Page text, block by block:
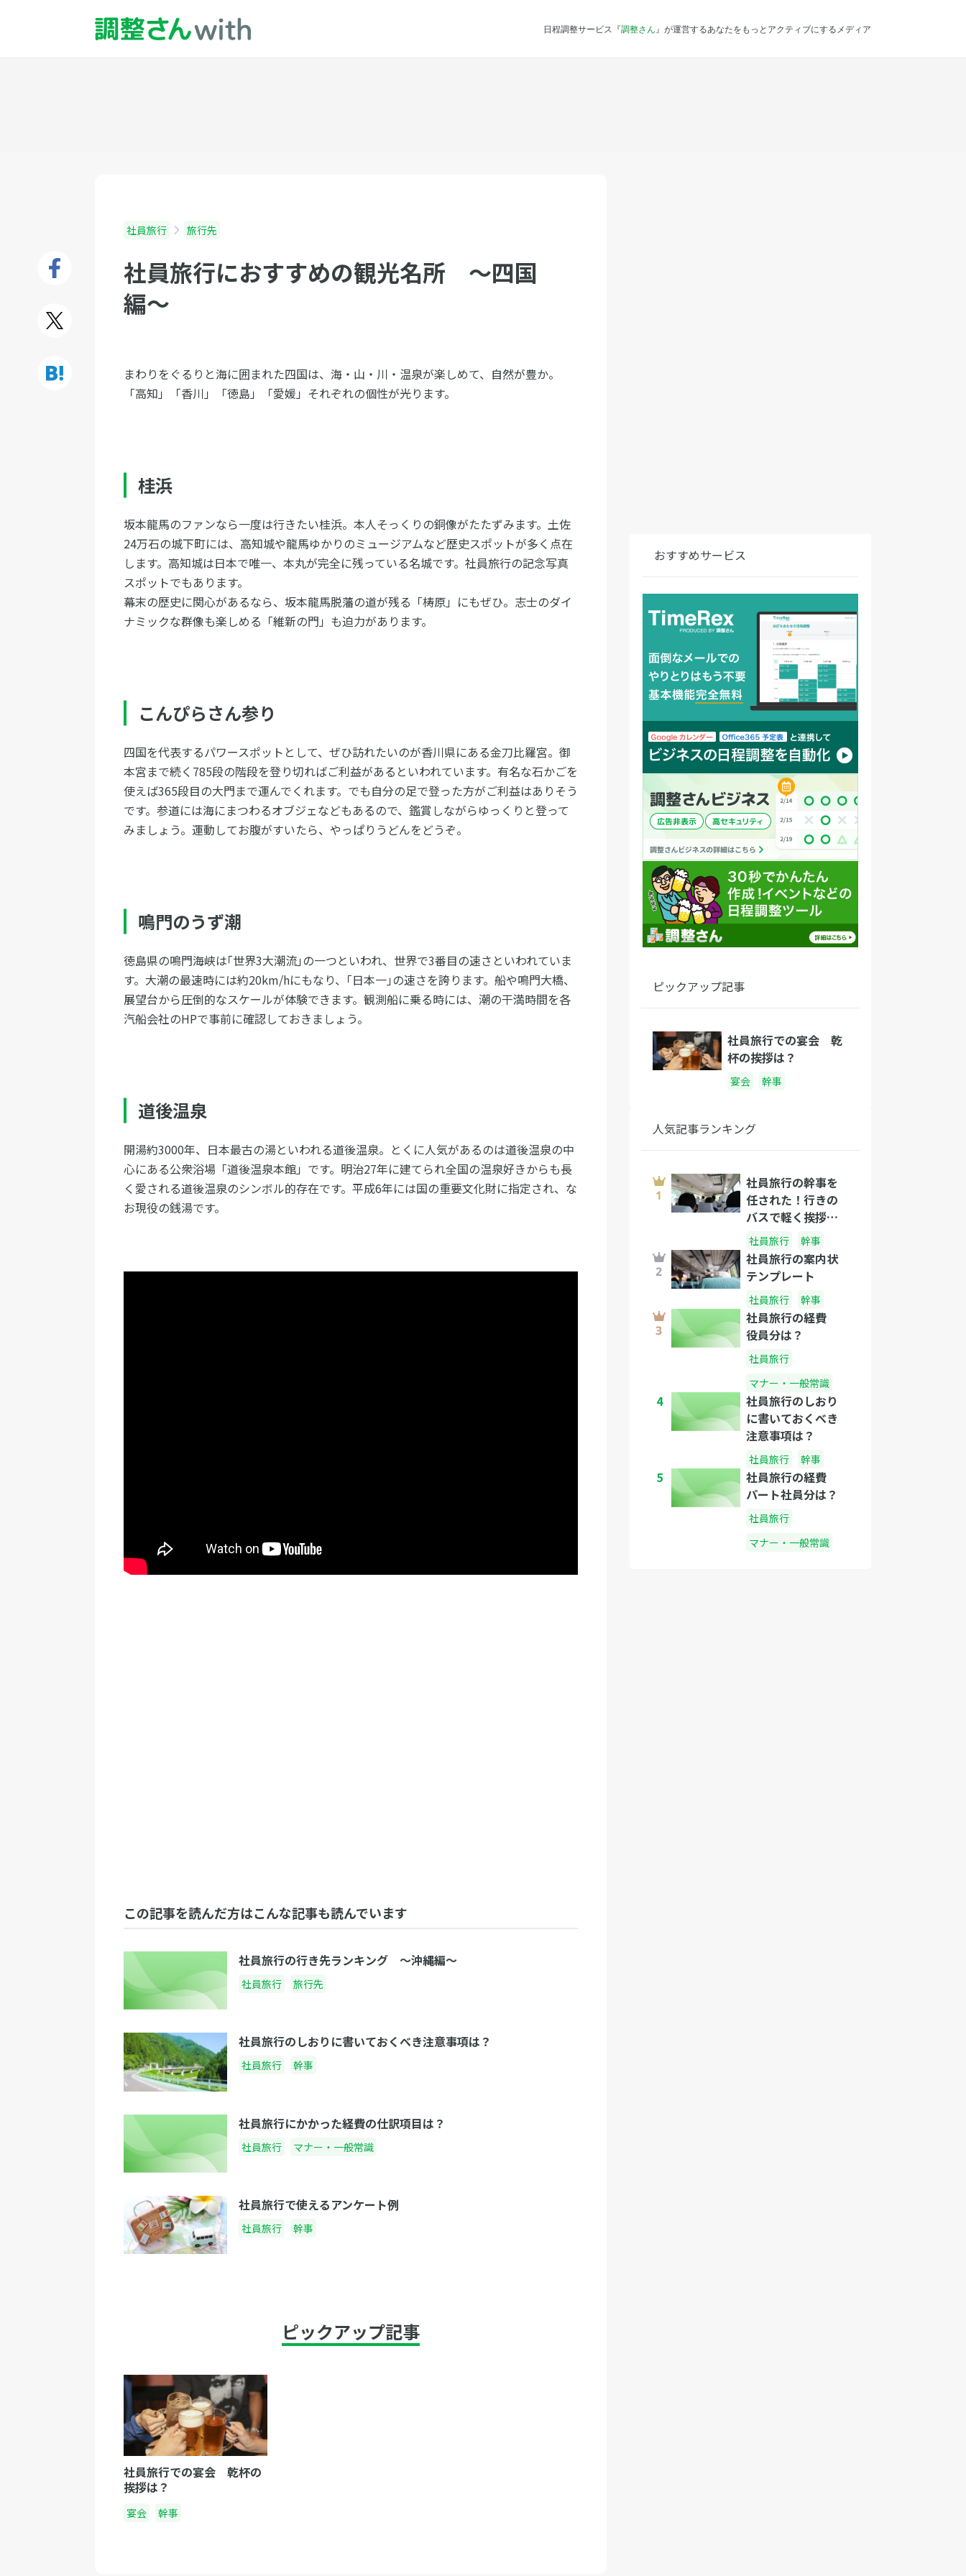
日程調整サービス『調整さん 』が運営するあなたをもっとアクティブにするメディア
社員旅行 旅行先
社員旅行におすすめの観光名所 〜四国
編〜
まわりをぐるりと海に囲まれた四国は、海・山・川・温泉が楽しめて、自然が豊か。
「高知」「香川」「徳島」「愛媛」それぞれの個性が光ります。
桂浜
坂本龍馬のファンなら一度は行きたい桂浜。本人そっくりの銅像がたたずみます。土佐
24万石の城下町には、高知城や龍馬ゆかりのミュージアムなど歴史スポットが多く点在
します。高知城は日本で唯一、本丸が完全に残っている名城です。社員旅行の記念写真
スポットでもあります。
幕末の歴史に関心があるなら、坂本龍馬脱藩の道が残る「梼原」にもぜひ。志士のダイ
ナミックな群像も楽しめる「維新の門」も迫力があります。
こんぴらさん参り
四国を代表するパワースポットとして、ぜひ訪れたいのが香川県にある金刀比羅宮。御
本宮まで続く785段の階段を登り切ればご利益があるといわれています。有名な石かごを
使えば365段目の大門まで運んでくれます。でも自分の足で登った方がご利益はありそう
です。参道には海にまつわるオブジェなどもあるので、鑑賞しながらゆっくりと登って
みましょう。運動してお腹がすいたら、やっぱりうどんをどうぞ。
鳴門のうず潮
徳島県の鳴門海峡は｢世界3大潮流｣の一つといわれ、世界で3番目の速さといわれていま
す。大潮の最速時には約20km/hにもなり、｢日本一｣の速さを誇ります。船や鳴門大橋、
展望台から圧倒的なスケールが体験できます。観測船に乗る時には、潮の干満時間を各
汽船会社のHPで事前に確認しておきましょう。
道後温泉
開湯約3000年、日本最古の湯といわれる道後温泉。とくに人気があるのは道後温泉の中
心にある公衆浴場「道後温泉本館」です。明治27年に建てられ全国の温泉好きからも長
く愛される道後温泉のシンボル的存在です。平成6年には国の重要文化財に指定され、な
お現役の銭湯です。
この記事を読んだ方はこんな記事も読んでいます
社員旅行の行き先ランキング 〜沖縄編〜
社員旅行 旅行先
社員旅行のしおりに書いておくべき注意事項は？
社員旅行 幹事
社員旅行にかかった経費の仕訳項目は？
社員旅行 マナー・一般常識
社員旅行で使えるアンケート例
社員旅行 幹事
ピックアップ記事
社員旅行での宴会 乾杯の
挨拶は？
宴会 幹事
おすすめサービス
ピックアップ記事
社員旅行での宴会 乾
杯の挨拶は？
宴会 幹事
人気記事ランキング
社員旅行の幹事を
任された！行きの
バスで軽く挨拶し
よう！
社員旅行 幹事
社員旅行の案内状
テンプレート
社員旅行 幹事
社員旅行の経費
役員分は？
社員旅行
マナー・一般常識
4
社員旅行のしおり
に書いておくべき
注意事項は？
社員旅行 幹事
5
社員旅行の経費
パート社員分は？
社員旅行
マナー・一般常識